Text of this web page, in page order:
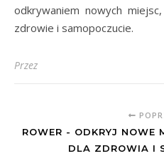
odkrywaniem nowych
zdrowie i samopoczucie.
Przez
ROWER - ODKRYJ NOWE
DLA ZDROWIA I